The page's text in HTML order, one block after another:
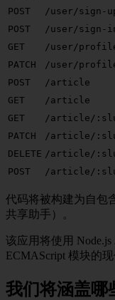
POST /user/sign-
POST /user/sign-
GET /user/
PATCH /user/
POST /article
GET /article
GET /article/
PATCH /article/
DELETE /article/
POST /article/
代码将被构建为自包
共享助手）。
该应用将使用
ECMAScript 模块的
我们将涵盖哪